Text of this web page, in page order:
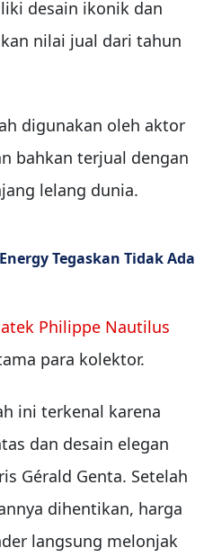
desain ikonik dan
nilai jual dari tahun
digunakan oleh aktor
bahkan terjual dengan
lelang dunia.
Tegaskan Tidak Ada
Philippe Nautilus
para kolektor.
ini terkenal karena
dan desain elegan
Gérald Genta. Setelah
dihentikan, harga
langsung melonjak